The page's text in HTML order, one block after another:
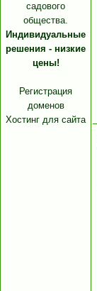
садового
общества.
Индивидуальные
решения - низкие
цены!
Регистрация
доменов
Хостинг для сайта